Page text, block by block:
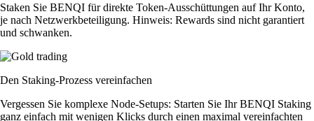
Staken Sie BENQI für direkte Token-Ausschüttungen auf Ihr Konto,
je nach Netzwerkbeteiligung. Hinweis: Rewards sind nicht garantiert
und schwanken.
Den Staking-Prozess vereinfachen
Vergessen Sie komplexe Node-Setups: Starten Sie Ihr BENQI Staking
ganz einfach mit wenigen Klicks durch einen maximal vereinfachten